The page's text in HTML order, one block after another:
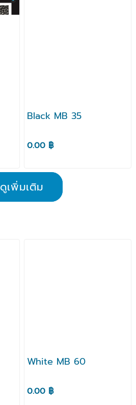
Black MB 35
0.00 ฿
ดูเพิ่มเติม
White MB 60
0.00 ฿